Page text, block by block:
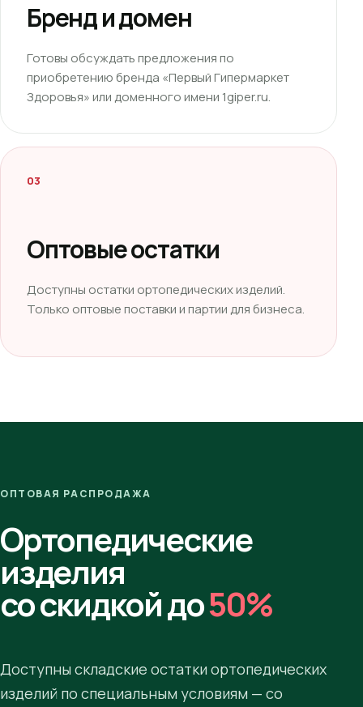
Бренд и домен
Готовы обсуждать предложения по
приобретению бренда «Первый Гипермаркет
Здоровья» или доменного имени 1giper.ru.
03
Оптовые остатки
Доступны остатки ортопедических изделий.
Только оптовые поставки и партии для бизнеса.
ОПТОВАЯ РАСПРОДАЖА
Ортопедические
изделия
со скидкой до50%
Доступны складские остатки ортопедических
изделий по специальным условиям — со